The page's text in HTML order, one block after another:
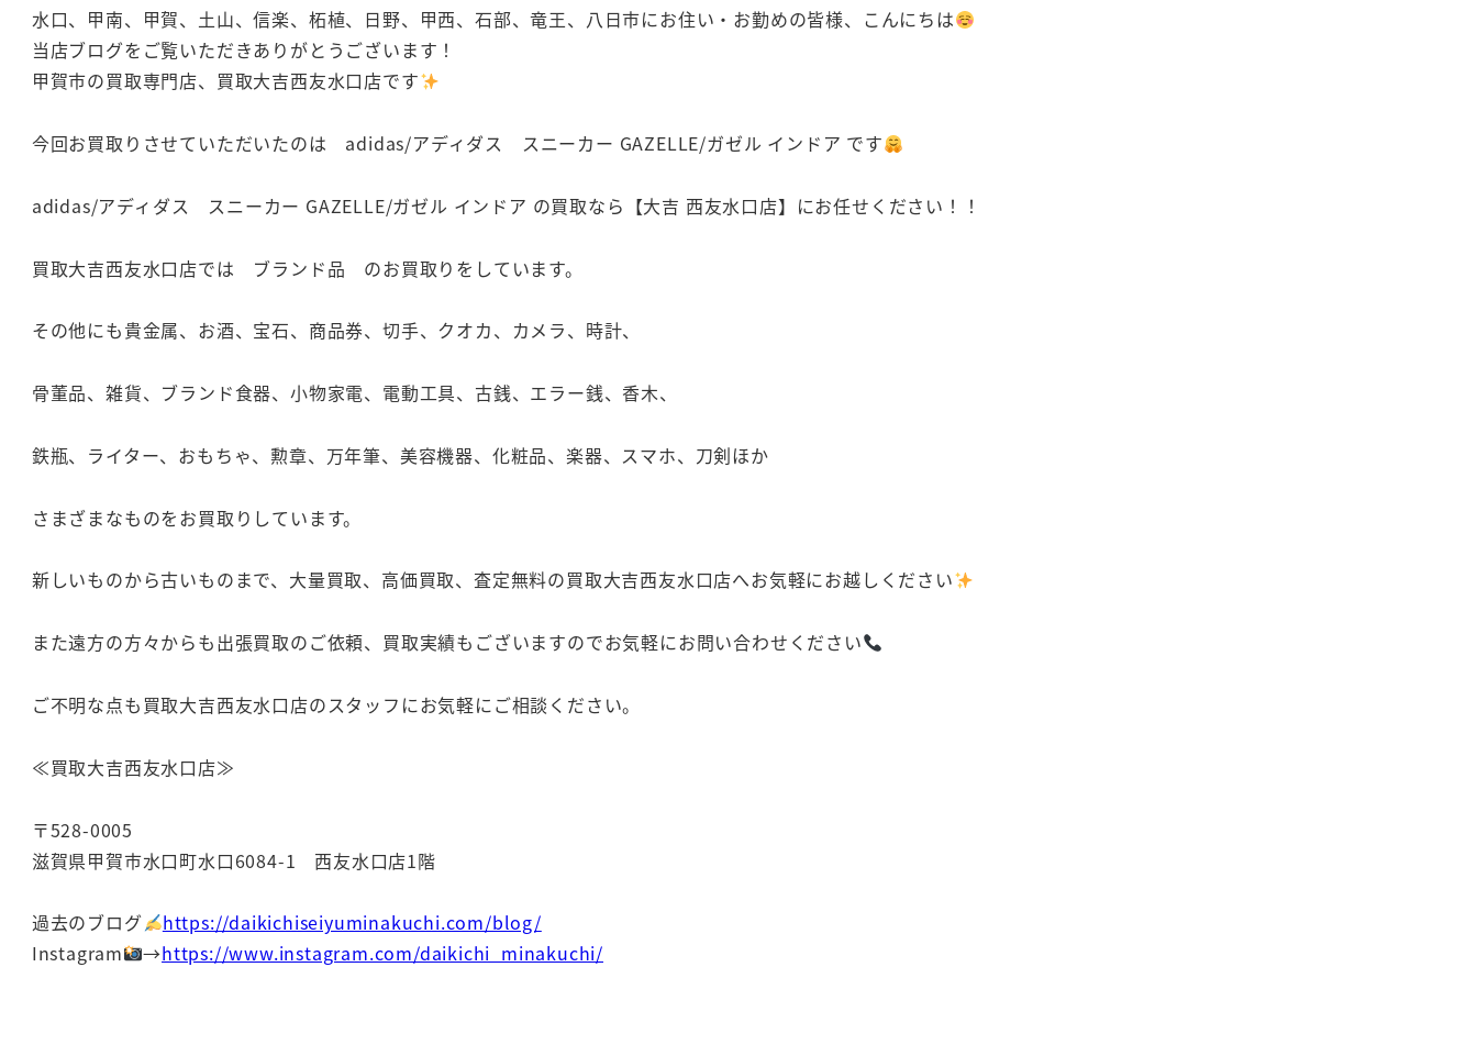
水口、甲南、甲賀、土山、信楽、柘植、日野、甲西、石部、竜王、八日市にお住い・お勤めの皆様、こんにちは
当店ブログをご覧いただきありがとうございます！
甲賀市の買取専門店、買取大吉西友水口店です
今回お買取りさせていただいたのは adidas/アディダス スニーカー GAZELLE/ガゼル インドア です
adidas/アディダス スニーカー GAZELLE/ガゼル インドア の買取なら【大吉 西友水口店】にお任せください！！
買取大吉西友水口店では ブランド品 のお買取りをしています。
その他にも貴金属、お酒、宝石、商品券、切手、クオカ、カメラ、時計、
骨董品、雑貨、ブランド食器、小物家電、電動工具、古銭、エラー銭、香木、
鉄瓶、ライター、おもちゃ、勲章、万年筆、美容機器、化粧品、楽器、スマホ、刀剣ほか
さまざまなものをお買取りしています。
新しいものから古いものまで、大量買取、高価買取、査定無料の買取大吉西友水口店へお気軽にお越しください
また遠方の方々からも出張買取のご依頼、買取実績もございますのでお気軽にお問い合わせください
ご不明な点も買取大吉西友水口店のスタッフにお気軽にご相談ください。
≪買取大吉西友水口店≫
〒528-0005
滋賀県甲賀市水口町水口6084-1 西友水口店1階
過去のブログ
https://daikichiseiyuminakuchi.com/blog/
Instagram
→https://www.instagram.com/daikichi_minakuchi/